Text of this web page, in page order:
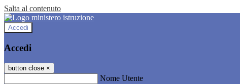
Salta al contenuto
Accedi
Accedi
button close ×
Nome Utente